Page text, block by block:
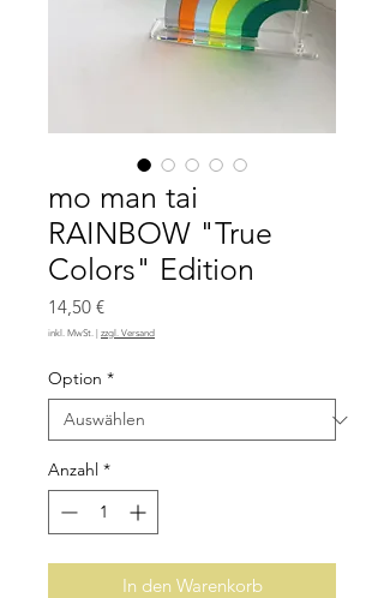
mo man tai
RAINBOW "True
Colors" Edition
14,50 €Preis
inkl. MwSt. zzgl. Versand
Option *
Anzahl *
In den Warenkorb